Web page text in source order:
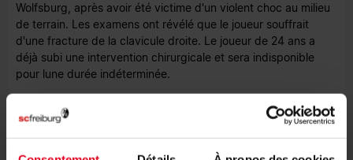
Wolfsburg, après avoir été victime d'un violent choc au milieu
de terrain. Les examens ont révélé que le joueur souffrait
d'une fracture de la clavicule droite. Le joueur de 24 ans a
déjà subi une intervention chirurgicale et sera indisponible
pour lune durée indéterminée.
Nous souhaitons à Yuito un prompt et complet rétablissement.